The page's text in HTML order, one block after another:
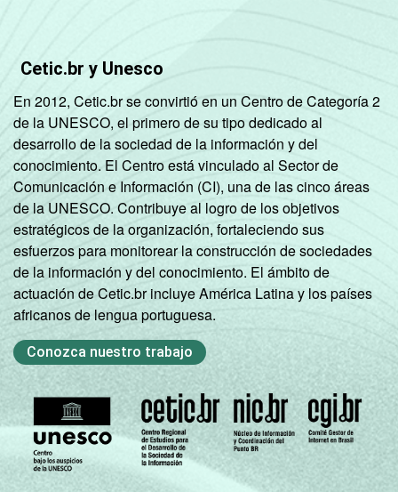
Cetic.br y Unesco
En 2012, Cetic.br se convirtió en un Centro de Categoría 2
de la UNESCO, el primero de su tipo dedicado al
desarrollo de la sociedad de la información y del
conocimiento. El Centro está vinculado al Sector de
Comunicación e Información (CI), una de las cinco áreas
de la UNESCO. Contribuye al logro de los objetivos
estratégicos de la organización, fortaleciendo sus
esfuerzos para monitorear la construcción de sociedades
de la información y del conocimiento. El ámbito de
actuación de Cetic.br incluye América Latina y los países
africanos de lengua portuguesa.
Conozca nuestro trabajo